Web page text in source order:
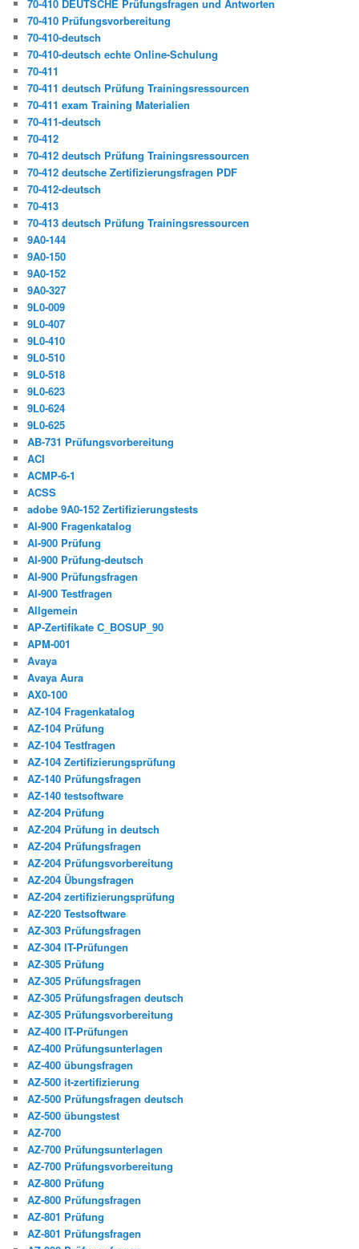
70-410 DEUTSCHE Prüfungsfragen und Antworten
70-410 Prüfungsvorbereitung
70-410-deutsch
70-410-deutsch echte Online-Schulung
70-411
70-411 deutsch Prüfung Trainingsressourcen
70-411 exam Training Materialien
70-411-deutsch
70-412
70-412 deutsch Prüfung Trainingsressourcen
70-412 deutsche Zertifizierungsfragen PDF
70-412-deutsch
70-413
70-413 deutsch Prüfung Trainingsressourcen
9A0-144
9A0-150
9A0-152
9A0-327
9L0-009
9L0-407
9L0-410
9L0-510
9L0-518
9L0-623
9L0-624
9L0-625
AB-731 Prüfungsvorbereitung
ACI
ACMP-6-1
ACSS
adobe 9A0-152 Zertifizierungstests
AI-900 Fragenkatalog
AI-900 Prüfung
AI-900 Prüfung-deutsch
AI-900 Prüfungsfragen
AI-900 Testfragen
Allgemein
AP-Zertifikate C_BOSUP_90
APM-001
Avaya
Avaya Aura
AX0-100
AZ-104 Fragenkatalog
AZ-104 Prüfung
AZ-104 Testfragen
AZ-104 Zertifizierungsprüfung
AZ-140 Prüfungsfragen
AZ-140 testsoftware
AZ-204 Prüfung
AZ-204 Prüfung in deutsch
AZ-204 Prüfungsfragen
AZ-204 Prüfungsvorbereitung
AZ-204 Übungsfragen
AZ-204 zertifizierungsprüfung
AZ-220 Testsoftware
AZ-303 Prüfungsfragen
AZ-304 IT-Prüfungen
AZ-305 Prüfung
AZ-305 Prüfungsfragen
AZ-305 Prüfungsfragen deutsch
AZ-305 Prüfungsvorbereitung
AZ-400 IT-Prüfungen
AZ-400 Prüfungsunterlagen
AZ-400 übungsfragen
AZ-500 it-zertifizierung
AZ-500 Prüfungsfragen deutsch
AZ-500 übungstest
AZ-700
AZ-700 Prüfungsunterlagen
AZ-700 Prüfungsvorbereitung
AZ-800 Prüfung
AZ-800 Prüfungsfragen
AZ-801 Prüfung
AZ-801 Prüfungsfragen